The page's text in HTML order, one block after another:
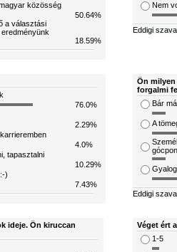
közösség
50.64%
a választási
18.59%
Nem
Eddigi
76.0%
2.29%
4.0%
tapasztalni
10.29%
)
7.43%
Ön
forgalmi
Bár
A
Eddigi
ideje. Ön kiruccan
Véget ért
1-5